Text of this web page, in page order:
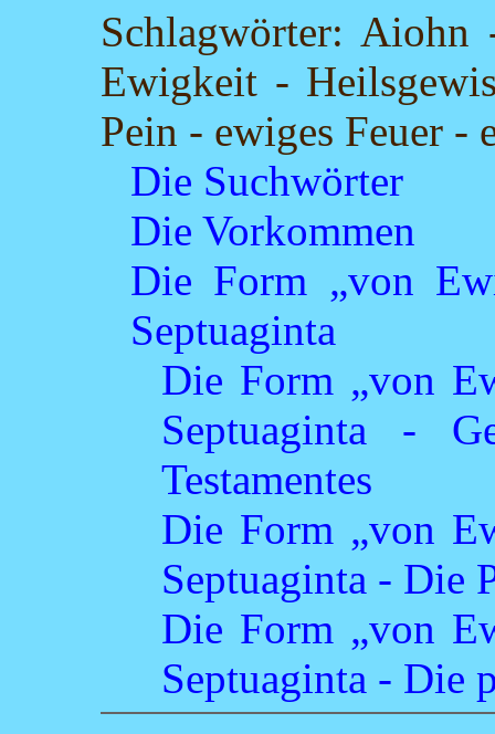
Schlagwörter:
Ewigkeit -
Pein - ewiges Feuer -
Die Suchwörter
Die Vorkommen
Die Form „von
Septuaginta
Die Form „von
Septuaginta -
Testamentes
Die Form „von
Septuaginta - Die
Die Form „von
Septuaginta - Die